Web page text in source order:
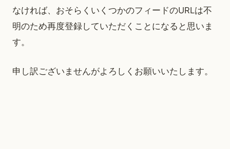
なければ、おそらくいくつかのフィードのURLは不
明のため再度登録していただくことになると思いま
す。
申し訳ございませんがよろしくお願いいたします。